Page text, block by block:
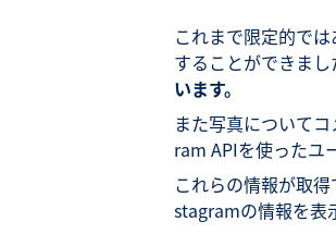
これまで限定的で
することができま
います。
また写真について
ram APIを使ったユ
これらの情報が取
stagramの情報を表